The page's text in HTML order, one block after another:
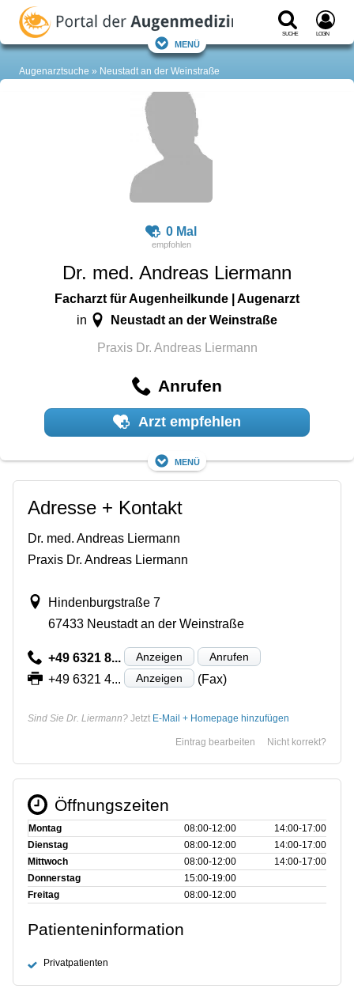
Suche Login
Menü
Augenarztsuche Neustadt an der Weinstraße
0 Mal
Dr. med. Andreas Liermann
Facharzt für Augenheilkunde | Augenarzt
in Neustadt an der Weinstraße
Praxis Dr. Andreas Liermann
Anrufen
Arzt empfehlen
Menü
Adresse + Kontakt
Dr. med. Andreas Liermann
Praxis Dr. Andreas Liermann
Hindenburgstraße 7
67433 Neustadt an der Weinstraße
+49 6321 8... Anzeigen Anrufen
+49 6321 4... Anzeigen (Fax)
Sind Sie Dr. Liermann? Jetzt E-Mail + Homepage hinzufügen
Nicht korrekt?
Eintrag bearbeiten
Öffnungszeiten
Montag 08:00‑12:00
14:00‑17:00
Dienstag
08:00‑12:00
14:00‑17:00
Mittwoch
08:00‑12:00
14:00‑17:00
Donnerstag
15:00‑19:00
Freitag
08:00‑12:00
Patienteninformation
Privatpatienten